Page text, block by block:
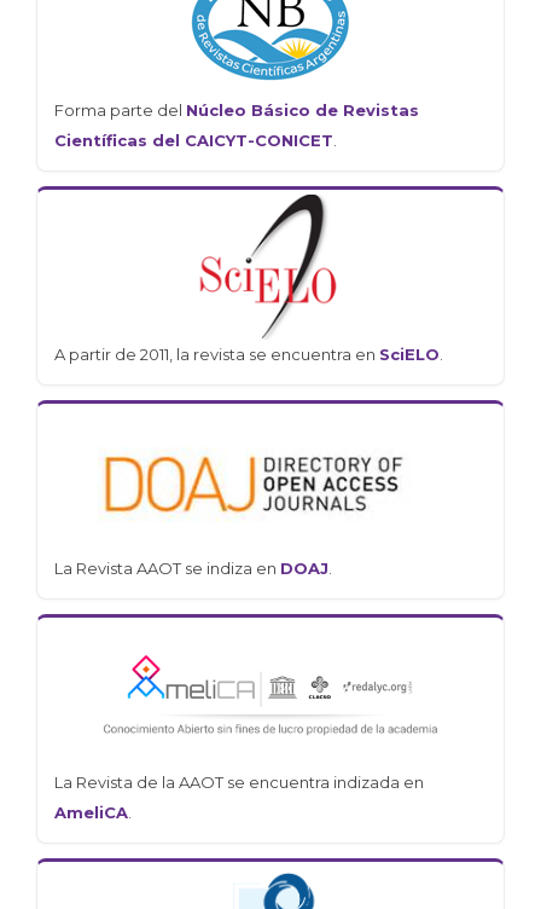
Forma parte del Núcleo Básico de Revistas
Científicas del CAICYT-CONICET.
A partir de 2011, la revista se encuentra en SciELO.
La Revista AAOT se indiza en DOAJ.
La Revista de la AAOT se encuentra indizada en
AmeliCA.